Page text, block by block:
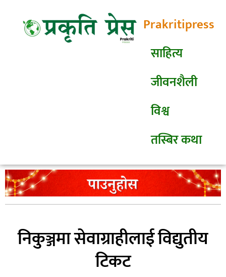
Prakritipress
साहित्य
जीवनशैली
विश्व
तस्बिर कथा
निकुञ्जमा सेवाग्राहीलाई विद्युतीय
टिकट